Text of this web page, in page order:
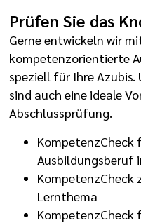
Prüfen Sie das
Gerne entwickeln wir
kompetenzorientierte
speziell für Ihre Azubis.
sind auch eine ideale
Abschlussprüfung.
KompetenzCheck
Ausbildungsberuf
KompetenzCheck
Lernthema